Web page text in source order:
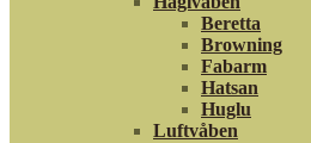
Beretta
Browning
Fabarm
Hatsan
Huglu
Luftvåben